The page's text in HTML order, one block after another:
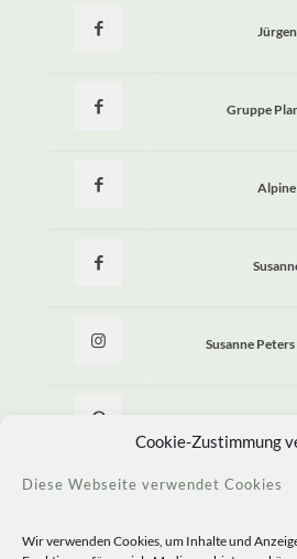
Cookie-Zustimmung
Diese Webseite verwendet Cookies
Wir verwenden Cookies, um Inhalte und
Gruppe
Susanne